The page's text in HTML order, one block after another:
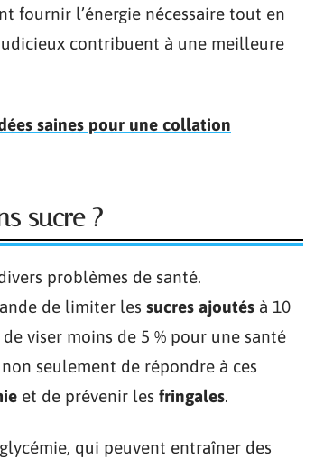
fournir l’énergie nécessaire tout en
contribuent à une meilleure
saines pour une collation
sucre ?
problèmes de santé.
de limiter les sucres ajoutés à 10
viser moins de 5 % pour une santé
seulement de répondre à ces
et de prévenir les fringales.
qui peuvent entraîner des